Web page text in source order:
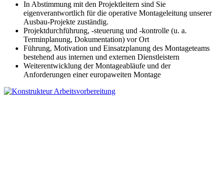
In Abstimmung mit den Projektleitern sind Sie
eigenverantwortlich für die operative Montageleitung unserer
Ausbau-Projekte zuständig.
Projektdurchführung, -steuerung und -kontrolle (u. a.
Terminplanung, Dokumentation) vor Ort
Führung, Motivation und Einsatzplanung des Montageteams
bestehend aus internen und externen Dienstleistern
Weiterentwicklung der Montageabläufe und der
Anforderungen einer europaweiten Montage